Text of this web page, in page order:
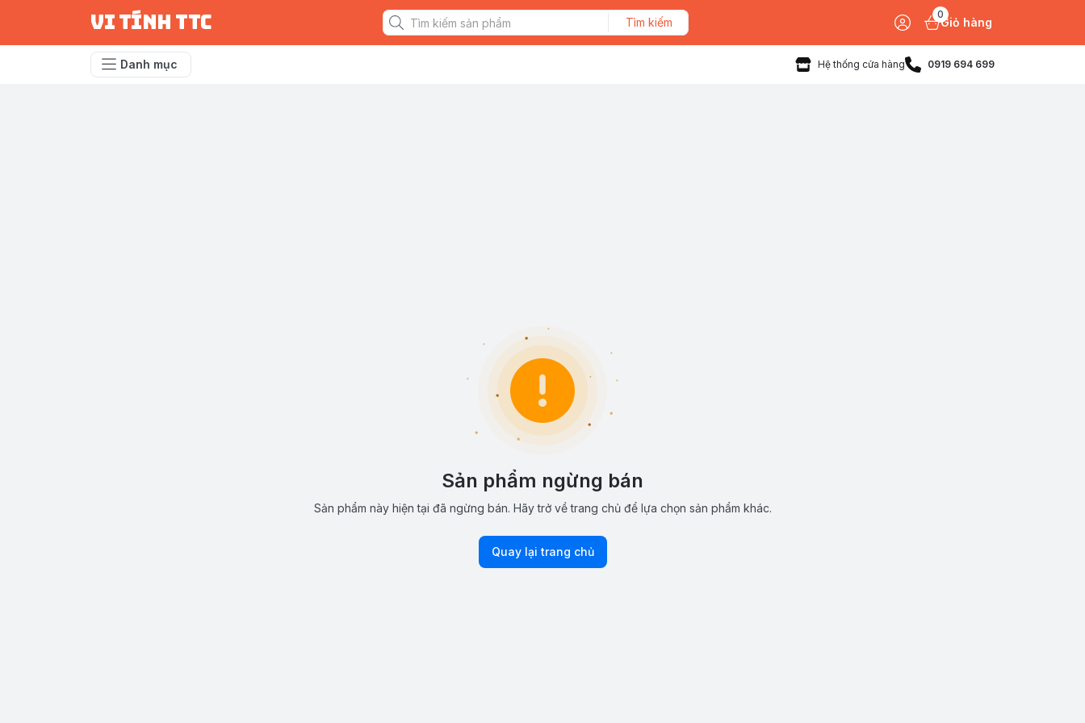
vi tính ttc Tìm kiếm
0
Giỏ hàng
Danh mục Hệ thống cửa hàng 0919 694 699
Sản phẩm ngừng bán
Sản phẩm này hiện tại đã ngừng bán. Hãy trở về trang chủ để lựa chọn sản phẩm khác.
Quay lại trang chủ